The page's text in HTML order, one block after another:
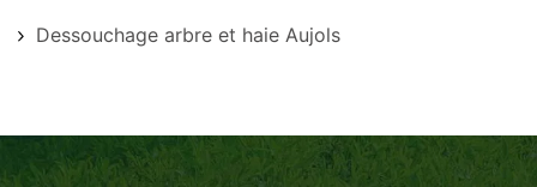
Dessouchage arbre et haie Aujols